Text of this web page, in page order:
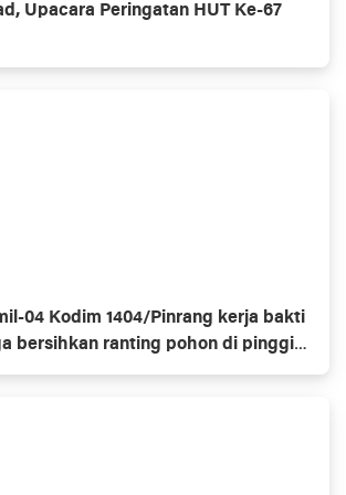
Upacara Peringatan HUT Ke-67
04 Kodim 1404/Pinrang kerja bakti
bersihkan ranting pohon di pinggir